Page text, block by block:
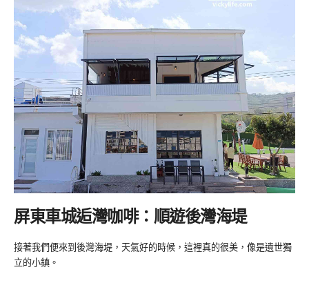
屏東車城逅灣咖啡：順遊後灣海堤
接著我們便來到後灣海堤，天氣好的時候，這裡真的很美，像是遺世獨
立的小鎮。